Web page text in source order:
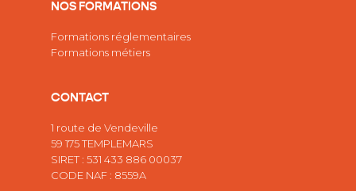
NOS FORMATIONS
Formations réglementaires
Formations métiers
CONTACT
1 route de Vendeville
59 175 TEMPLEMARS
SIRET : 531 433 886 00037
CODE NAF : 8559A